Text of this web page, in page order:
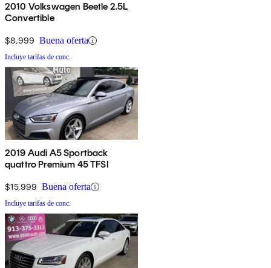
2010 Volkswagen Beetle 2.5L
Convertible
$8,999 Buena oferta
Incluye tarifas de conc.
2019 Audi A5 Sportback
quattro Premium 45 TFSI
$15,999 Buena oferta
Incluye tarifas de conc.